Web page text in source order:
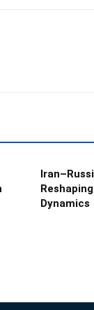
Dynamics